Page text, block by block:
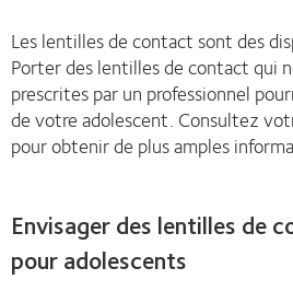
Les lentilles de contact sont des
Porter des lentilles de contact qui
prescrites par un professionnel
de votre adolescent. Consultez
pour obtenir de plus amples
Envisager des lentilles de
pour adolescents